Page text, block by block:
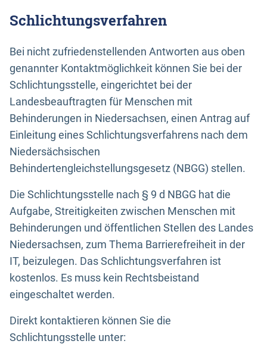
Schlichtungsverfahren
Bei nicht zufriedenstellenden Antworten aus oben
genannter Kontaktmöglichkeit können Sie bei der
Schlichtungsstelle, eingerichtet bei der
Landesbeauftragten für Menschen mit
Behinderungen in Niedersachsen, einen Antrag auf
Einleitung eines Schlichtungsverfahrens nach dem
Niedersächsischen
Behindertengleichstellungsgesetz (NBGG) stellen.
Die Schlichtungsstelle nach § 9 d NBGG hat die
Aufgabe, Streitigkeiten zwischen Menschen mit
Behinderungen und öffentlichen Stellen des Landes
Niedersachsen, zum Thema Barrierefreiheit in der
IT, beizulegen. Das Schlichtungsverfahren ist
kostenlos. Es muss kein Rechtsbeistand
eingeschaltet werden.
Direkt kontaktieren können Sie die
Schlichtungsstelle unter: